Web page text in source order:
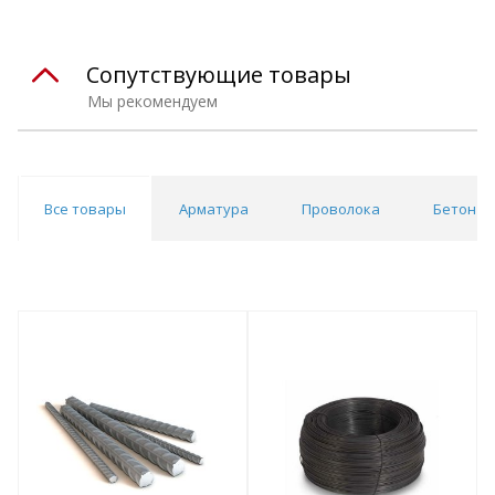
Мы рекомендуем
Сопутствующие товары
Все товары Арматура Проволока Бетон